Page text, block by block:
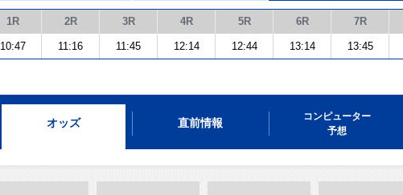
1R 2R 3R 4R 5R 6R 7R
10:47 11:16 11:45 12:14 12:44 13:14 13:45
オッズ 直前情報
コンピューター
予想